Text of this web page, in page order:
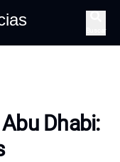
Dhabi: